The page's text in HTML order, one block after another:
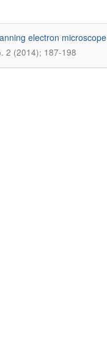
electron microscope
2 (2014); 187-198